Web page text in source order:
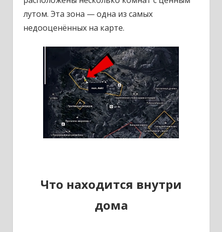
лутом. Эта зона — одна из самых
недооценённых на карте.
Что находится внутри
дома